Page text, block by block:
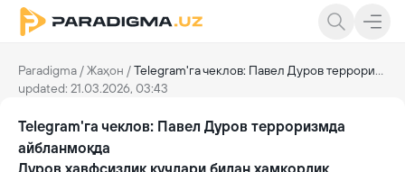
Paradigma /Жаҳон /Telegram'га чеклов: Павел Дуров терроризмда айбланмоқда
updated: 21.03.2026, 03:43
Telegram'га чеклов: Павел Дуров терроризмда
айбланмоқда
Дуров хавфсизлик кучлари билан ҳамкорлик